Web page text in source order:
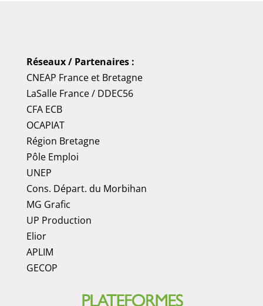
Réseaux / Partenaires :
CNEAP Franceet Bretagne
LaSalle France/ DDEC56
CFA ECB
OCAPIAT
Région Bretagne
Pôle Emploi
UNEP
Cons. Départ. du Morbihan
MG Grafic
UP Production
Elior
APLIM
GECOP